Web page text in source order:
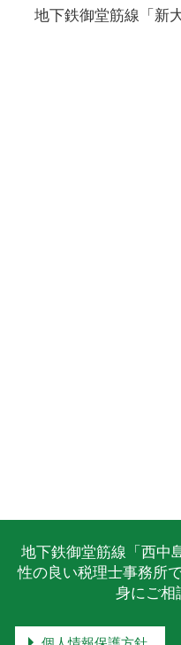
地下鉄御堂筋線「新
地下鉄御堂筋線「西中
性の良い税理士事務所
身にご相